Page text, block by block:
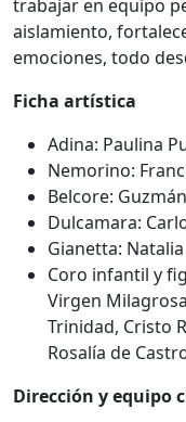
trabajar en equipo
aislamiento,
emociones, todo
Ficha artística
Adina: Paulina
Nemorino:
Belcore:
Dulcamara:
Gianetta: Natalia
Coro infantil y
Virgen
Trinidad, Cristo
Rosalía de
Dirección y equipo